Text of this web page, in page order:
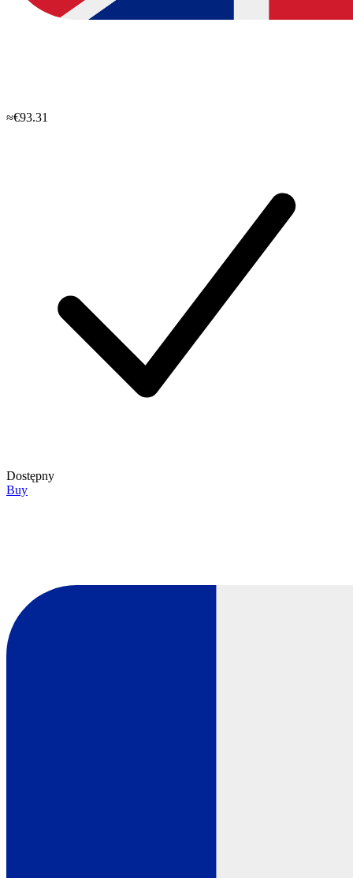
≈€93.31
Dostępny
Buy